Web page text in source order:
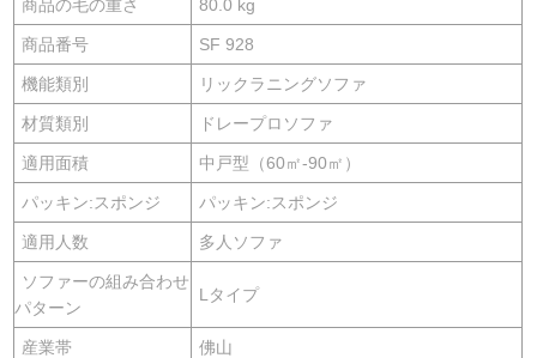
商品の毛の重さ 80.0 kg
商品番号 SF 928
機能類別 リックラニングソファ
材質類別 ドレープロソファ
適用面積 中戸型（60㎡-90㎡）
パッキン:スポンジ パッキン:スポンジ
適用人数 多人ソファ
ソファーの組み合わせ
パターン
Lタイプ
産業帯 佛山